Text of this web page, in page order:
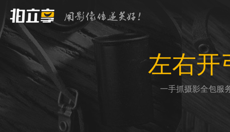
左右开
一手抓摄影全包服